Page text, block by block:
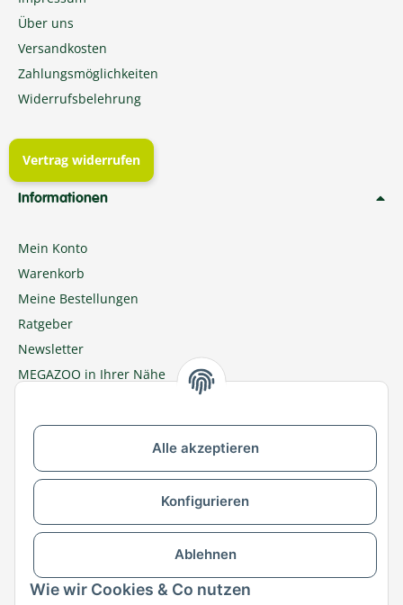
Alle akzeptieren
Konfigurieren
Ablehnen
Wie wir Cookies & Co nutzen
Über uns
Versandkosten
Zahlungsmöglichkeiten
Widerrufsbelehrung
Vertrag widerrufen
Informationen
Mein Konto
Warenkorb
Meine Bestellungen
Ratgeber
Newsletter
MEGAZOO in Ihrer Nähe
Zu MEGAZOO-nord.de wechseln
Versandpartner & Zahlungsmöglichkeiten